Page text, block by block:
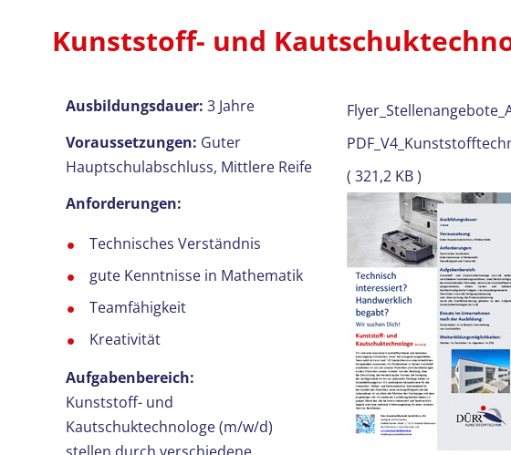
Kunststoff- und
Ausbildungsdauer: 3 Jahre
Voraussetzungen: Guter
Hauptschulabschluss, Mittlere Reife
Anforderungen:
Technisches Verständnis
gute Kenntnisse in Mathematik
Teamfähigkeit
Kreativität
Aufgabenbereich:
Kunststoff- und
Kautschuktechnologe (m/w/d)
( 321,2 KB )